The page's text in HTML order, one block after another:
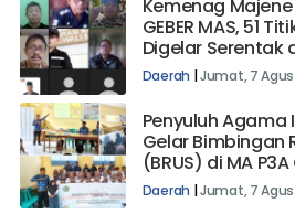
Kemenag
GEBER MAS, 51
Digelar Serentak
Jumat, 7
Penyuluh Agama
Gelar Bimbingan
(BRUS) di MA
Majene
| Jumat, 7